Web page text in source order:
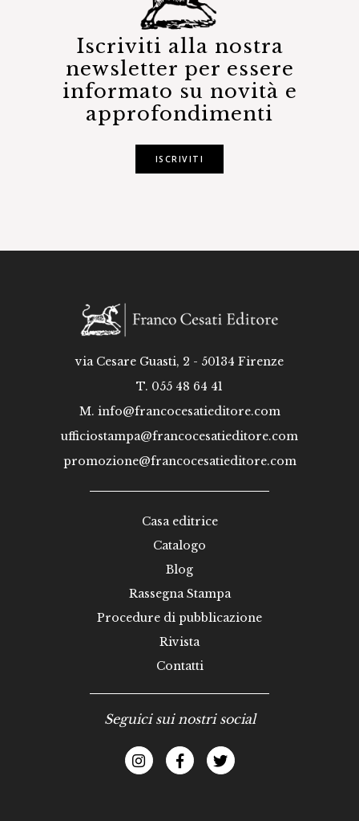
Iscriviti alla nostra
newsletter per essere
informato su novità e
approfondimenti
ISCRIVITI
via Cesare Guasti, 2 - 50134 Firenze
T. 055 48 64 41
M. info@francocesatieditore.com
ufficiostampa@francocesatieditore.com
promozione@francocesatieditore.com
Casa editrice
Catalogo
Blog
Rassegna Stampa
Procedure di pubblicazione
Rivista
Contatti
Seguici sui nostri social